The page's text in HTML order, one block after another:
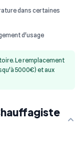
dans certaines
d'usage
Le remplacement
5000€) et aux